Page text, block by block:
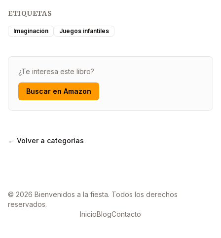
ETIQUETAS
Imaginación Juegos infantiles
¿Te interesa este libro?
Buscar en Amazon
← Volver a categorías
© 2026 Bienvenidos a la fiesta. Todos los derechos
reservados.
InicioBlogContacto